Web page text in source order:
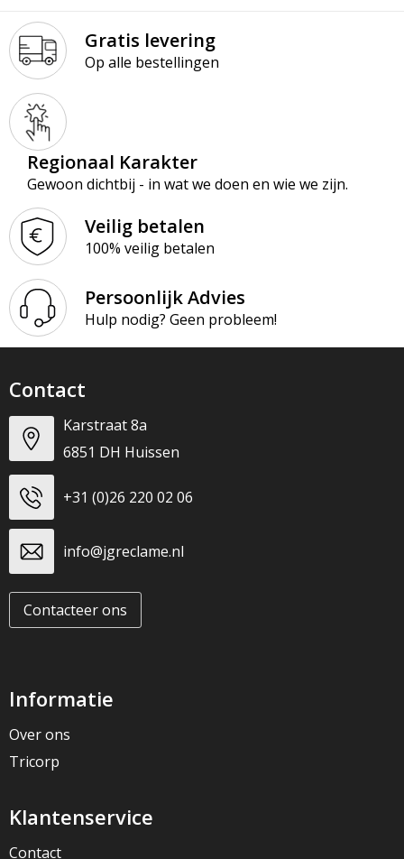
Gratis levering
Op alle bestellingen
Regionaal Karakter
Gewoon dichtbij - in wat we doen en wie we zijn.
Veilig betalen
100% veilig betalen
Persoonlijk Advies
Hulp nodig? Geen probleem!
Contact
Karstraat 8a
6851 DH Huissen
+31 (0)26 220 02 06
info@jgreclame.nl
Contacteer ons
Informatie
Over ons
Tricorp
Klantenservice
Contact